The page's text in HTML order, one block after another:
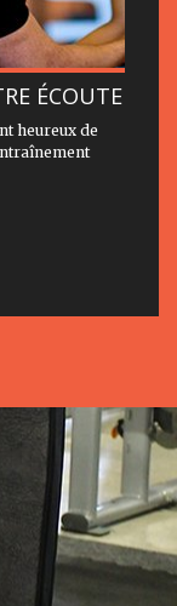
ÉCOUTE
heureux de